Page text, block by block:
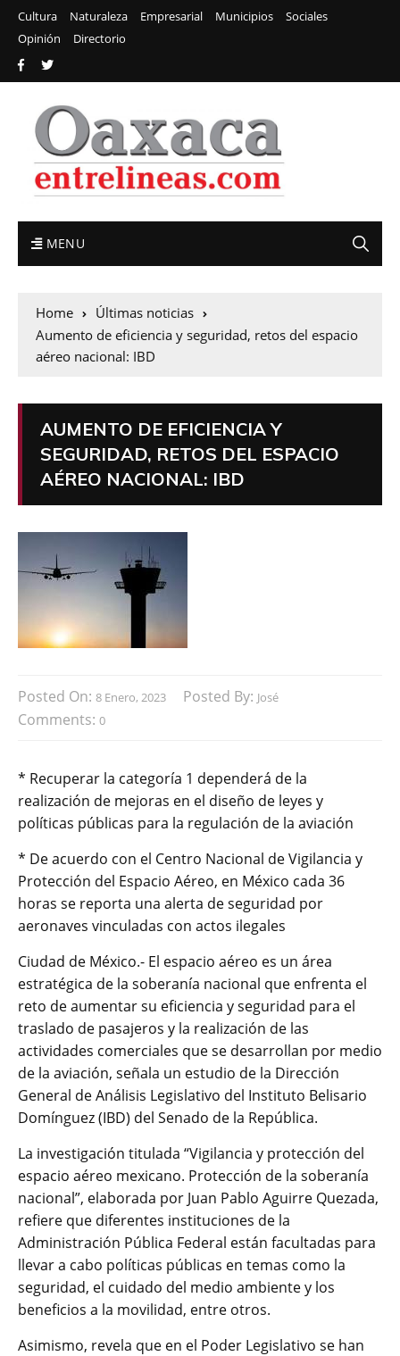
Cultura Naturaleza Empresarial Municipios
Sociales
Opinión
Directorio
MENU
Home
Últimas noticias
Aumento de eficiencia y seguridad, retos del espacio
aéreo nacional: IBD
AUMENTO DE EFICIENCIA Y
SEGURIDAD, RETOS DEL ESPACIO
AÉREO NACIONAL: IBD
Posted On: 8 Enero, 2023 Posted By: José
Comments: 0
* Recuperar la categoría 1 dependerá de la
realización de mejoras en el diseño de leyes y
políticas públicas para la regulación de la aviación
* De acuerdo con el Centro Nacional de Vigilancia y
Protección del Espacio Aéreo, en México cada 36
horas se reporta una alerta de seguridad por
aeronaves vinculadas con actos ilegales
Ciudad de México.- El espacio aéreo es un área
estratégica de la soberanía nacional que enfrenta el
reto de aumentar su eficiencia y seguridad para el
traslado de pasajeros y la realización de las
actividades comerciales que se desarrollan por medio
de la aviación, señala un estudio de la Dirección
General de Análisis Legislativo del Instituto Belisario
Domínguez (IBD) del Senado de la República.
La investigación titulada “Vigilancia y protección del
espacio aéreo mexicano. Protección de la soberanía
nacional”, elaborada por Juan Pablo Aguirre Quezada,
refiere que diferentes instituciones de la
Administración Pública Federal están facultadas para
llevar a cabo políticas públicas en temas como la
seguridad, el cuidado del medio ambiente y los
beneficios a la movilidad, entre otros.
Asimismo, revela que en el Poder Legislativo se han